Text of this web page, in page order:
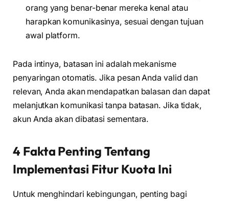
orang yang benar-benar mereka kenal atau
harapkan komunikasinya, sesuai dengan tujuan
awal platform.
Pada intinya, batasan ini adalah mekanisme
penyaringan otomatis. Jika pesan Anda valid dan
relevan, Anda akan mendapatkan balasan dan dapat
melanjutkan komunikasi tanpa batasan. Jika tidak,
akun Anda akan dibatasi sementara.
4 Fakta Penting Tentang
Implementasi Fitur Kuota Ini
Untuk menghindari kebingungan, penting bagi